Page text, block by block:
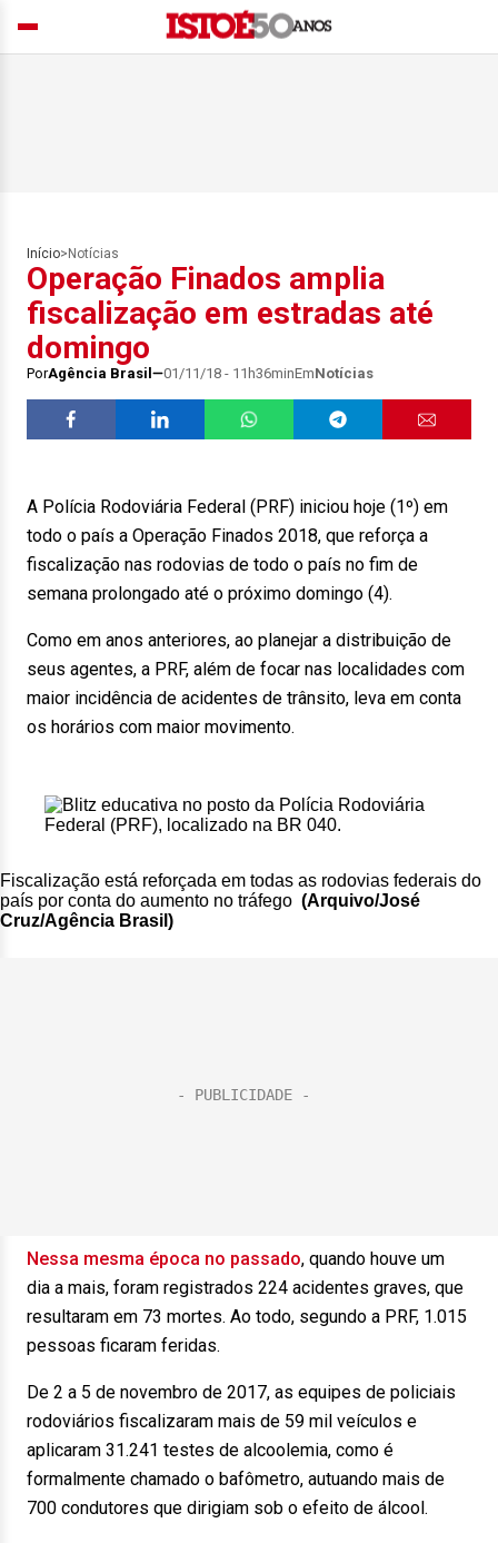
Início> Notícias
Operação Finados amplia
fiscalização em estradas até
domingo
PorAgência Brasil 01/11/18 - 11h36minEmNotícias
A Polícia Rodoviária Federal (PRF) iniciou hoje (1º) em
todo o país a Operação Finados 2018, que reforça a
fiscalização nas rodovias de todo o país no fim de
semana prolongado até o próximo domingo (4).
Como em anos anteriores, ao planejar a distribuição de
seus agentes, a PRF, além de focar nas localidades com
maior incidência de acidentes de trânsito, leva em conta
os horários com maior movimento.
Fiscalização está reforçada em todas as rodovias federais do
país por conta do aumento no tráfego (Arquivo/José
Cruz/Agência Brasil)
Nessa mesma época no passado, quando houve um
dia a mais, foram registrados 224 acidentes graves, que
resultaram em 73 mortes. Ao todo, segundo a PRF, 1.015
pessoas ficaram feridas.
De 2 a 5 de novembro de 2017, as equipes de policiais
rodoviários fiscalizaram mais de 59 mil veículos e
aplicaram 31.241 testes de alcoolemia, como é
formalmente chamado o bafômetro, autuando mais de
700 condutores que dirigiam sob o efeito de álcool.